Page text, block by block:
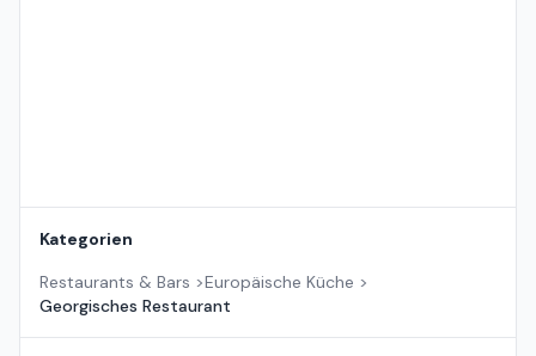
Kategorien
Restaurants & Bars >Europäische Küche >
Georgisches Restaurant